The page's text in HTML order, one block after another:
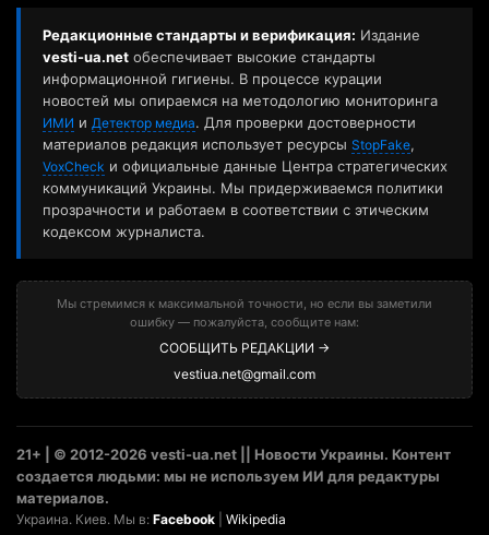
Редакционные стандарты и верификация: Издание
vesti-ua.net обеспечивает высокие стандарты
информационной гигиены. В процессе курации
новостей мы опираемся на методологию мониторинга
ИМИ и Детектор медиа. Для проверки достоверности
материалов редакция использует ресурсы StopFake,
VoxCheck и официальные данные Центра стратегических
коммуникаций Украины. Мы придерживаемся политики
прозрачности и работаем в соответствии с этическим
кодексом журналиста.
Мы стремимся к максимальной точности, но если вы заметили
ошибку — пожалуйста, сообщите нам:
СООБЩИТЬ РЕДАКЦИИ →
vestiua.net@gmail.com
21+ | © 2012-2026 vesti-ua.net || Новости Украины. Контент
создается людьми: мы не используем ИИ для редактуры
материалов.
Украина. Киев. Мы в: Facebook Wikipedia